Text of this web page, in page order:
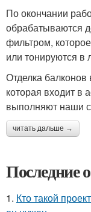
По окончании
обрабатываются
фильтром,
или тонируются в
Отделка балконов
которая входит в
выполняют наши
читать дальше →
Последние
1. Кто такой